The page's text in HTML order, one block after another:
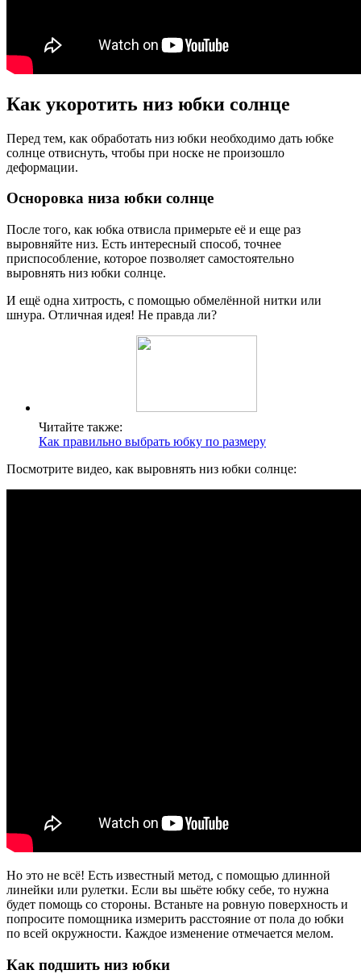
Как укоротить низ юбки солнце
Перед тем, как обработать низ юбки необходимо дать юбке
солнце отвиснуть, чтобы при носке не произошло
деформации.
Осноровка низа юбки солнце
После того, как юбка отвисла примерьте её и еще раз
выровняйте низ. Есть интересный способ, точнее
приспособление, которое позволяет самостоятельно
выровнять низ юбки солнце.
И ещё одна хитрость, с помощью обмелённой нитки или
шнура. Отличная идея! Не правда ли?
Читайте также:
Как правильно выбрать юбку по размеру
Посмотрите видео, как выровнять низ юбки солнце:
Но это не всё! Есть известный метод, с помощью длинной
линейки или рулетки. Если вы шьёте юбку себе, то нужна
будет помощь со стороны. Встаньте на ровную поверхность и
попросите помощника измерить расстояние от пола до юбки
по всей окружности. Каждое изменение отмечается мелом.
Как подшить низ юбки